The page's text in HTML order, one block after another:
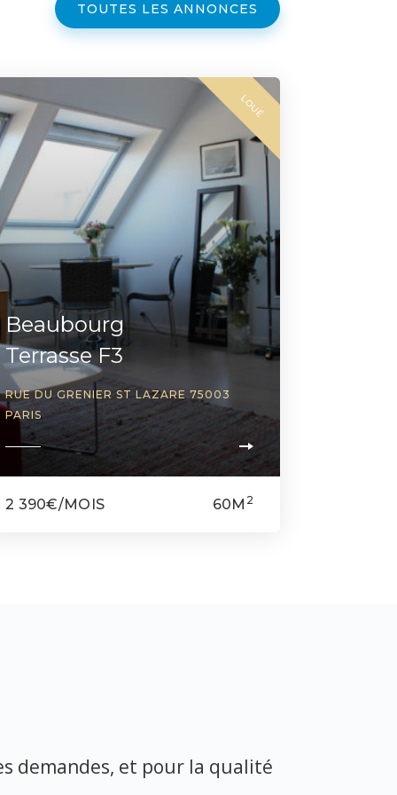
TOUTES LES ANNONCES
LOUÉ
Beaubourg
Terrasse F3
RUE DU GRENIER ST LAZARE 75003
PARIS
2 390€/MOIS 60M 2
demandes, et pour la qualité